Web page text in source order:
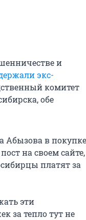
и
экс-
комитет
обе
Абызова в покупке
на своем сайте,
платят за
эти
за тепло тут не